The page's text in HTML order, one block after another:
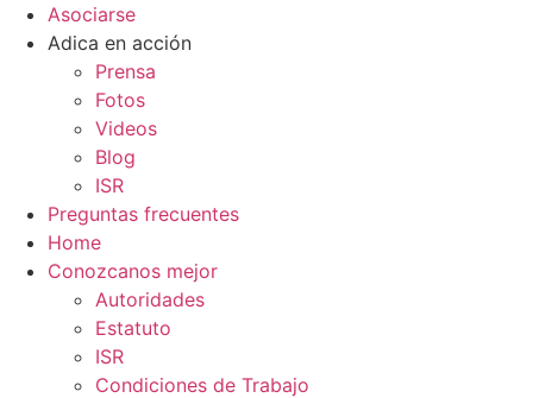
Asociarse
Adica en acción
Prensa
Fotos
Videos
Blog
ISR
Preguntas frecuentes
Home
Conozcanos mejor
Autoridades
Estatuto
ISR
Condiciones de Trabajo